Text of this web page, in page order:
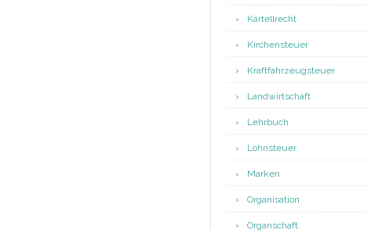
Kartellrecht
Kirchensteuer
Kraftfahrzeugsteuer
Landwirtschaft
Lehrbuch
Lohnsteuer
Marken
Organisation
Organschaft